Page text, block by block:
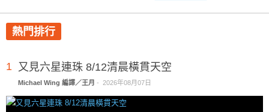
熱門排行
1 又見六星連珠 8/12清晨橫貫天空
Michael Wing 編譯／王月 - 2026年08月07日